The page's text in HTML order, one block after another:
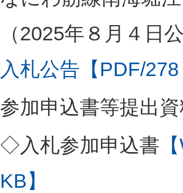
（2025年８月４日
入札公告【PDF/
参加申込書等提出
◇入札参加申込書
KB】